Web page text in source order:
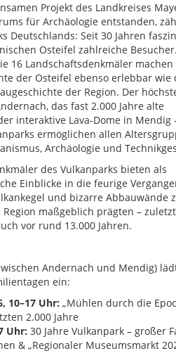
Projekt des Landkreises
für Archäologie entstanden,
Deutschlands: Seit 30 Jahren
Osteifel zahlreiche
16 Landschaftsdenkmäler machen
der Osteifel ebenso erlebbar wie
der Region. Der
das fast 2.000 Jahre alte
interaktive Lava-Dome in Mendig
ermöglichen allen
Archäologie und
des Vulkanparks bieten als
Einblicke in die feurige
und bizarre Abbauwände
maßgeblich prägten –
vor rund 13.000 Jahren.
Andernach und Mendig)
ein:
10–17 Uhr: „Mühlen durch die
2.000 Jahre
Uhr: 30 Jahre Vulkanpark – großer
& „Regionaler Museumsmarkt